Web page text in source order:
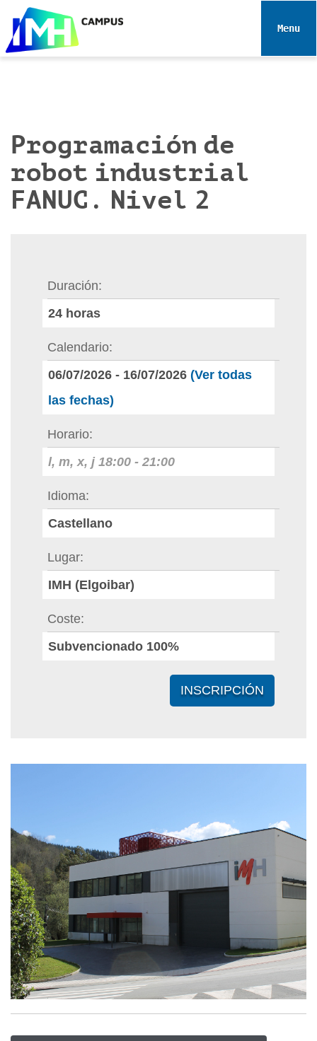
e
Toggle
Programación de
robot industrial
FANUC. Nivel 2
Duración
24 horas
Calendario
06/07/2026 - 16/07/2026 (Ver todas
las fechas)
Horario
l, m, x, j 18:00 - 21:00
Idioma
Castellano
Lugar
IMH (Elgoibar)
Coste
Subvencionado 100%
INSCRIPCIÓN